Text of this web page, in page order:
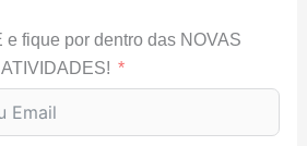
e fique por dentro das NOVAS
ATIVIDADES!